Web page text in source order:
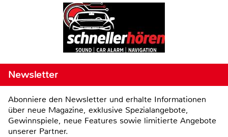
Newsletter
Abonniere den Newsletter und erhalte Informationen
über neue Magazine, exklusive Spezialangebote,
Gewinnspiele, neue Features sowie limitierte Angebote
unserer Partner.